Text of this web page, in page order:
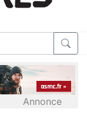
Annonce